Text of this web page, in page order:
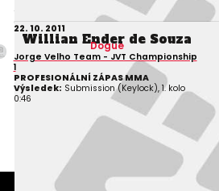
22. 10. 2011
Willian Ender de Souza
Dogue
Jorge Velho Team - JVT Championship
1
PROFESIONÁLNÍ ZÁPAS MMA
Výsledek: Submission (Keylock), 1. kolo
0:46